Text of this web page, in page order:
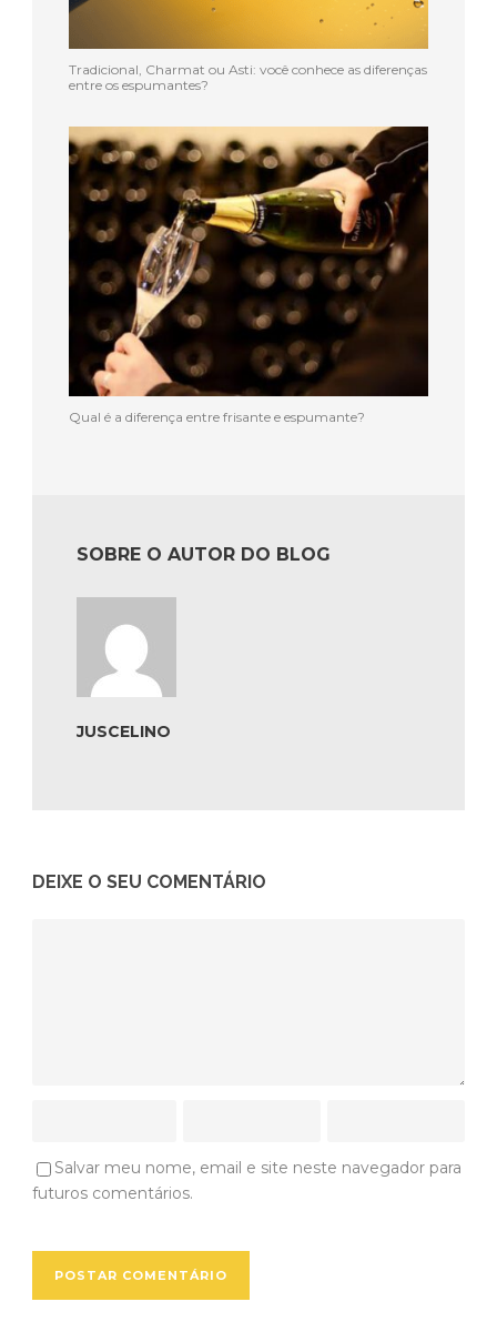
Tradicional, Charmat ou Asti: você conhece as diferenças
entre os espumantes?
Qual é a diferença entre frisante e espumante?
SOBRE O AUTOR DO BLOG
JUSCELINO
DEIXE O SEU COMENTÁRIO
Salvar meu nome, email e site neste navegador para
futuros comentários.